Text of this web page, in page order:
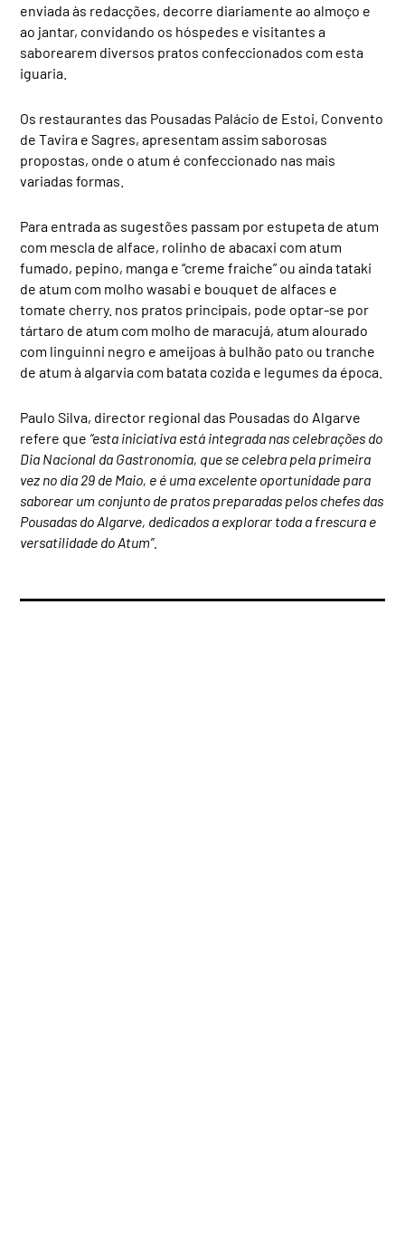
enviada às redacções, decorre diariamente ao almoço e
ao jantar, convidando os hóspedes e visitantes a
saborearem diversos pratos confeccionados com esta
iguaria.
Os restaurantes das Pousadas Palácio de Estoi, Convento
de Tavira e Sagres, apresentam assim saborosas
propostas, onde o atum é confeccionado nas mais
variadas formas.
Para entrada as sugestões passam por estupeta de atum
com mescla de alface, rolinho de abacaxi com atum
fumado, pepino, manga e “creme fraiche” ou ainda tataki
de atum com molho wasabi e bouquet de alfaces e
tomate cherry. nos pratos principais, pode optar-se por
tártaro de atum com molho de maracujá, atum alourado
com linguinni negro e ameijoas à bulhão pato ou tranche
de atum à algarvia com batata cozida e legumes da época.
Paulo Silva, director regional das Pousadas do Algarve
refere que“esta iniciativa está integrada nas celebrações do
Dia Nacional da Gastronomia, que se celebra pela primeira
vez no dia 29 de Maio, e é uma excelente oportunidade para
saborear um conjunto de pratos preparadas pelos chefes das
Pousadas do Algarve, dedicados a explorar toda a frescura e
versatilidade do Atum”.